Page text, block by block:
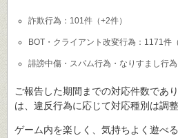
詐欺行為：101件（+2件）
BOT・クライアント改変行為：1171件
誹謗中傷・スパム行為・なりすまし行為
ご報告した期間までの対応件数であ
は、違反行為に応じて対応種別は調
ゲーム内を楽しく、気持ちよく遊べ